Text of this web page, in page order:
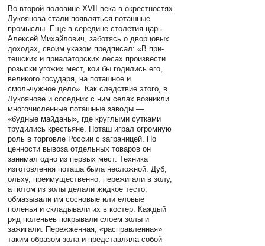
Во второй половине XVII века в окрестностях
Лукоянова стали появляться поташные
промыслы. Еще в середине столетия царь
Алексей Михайлович, заботясь о дворцовых
доходах, своим указом предписал: «В при-
тешских и приалаторских лесах произвести
розыски угожих мест, кои бы годились его,
великого государя, на поташное и
смольчужное дело». Как следствие этого, в
Лукоянове и соседних с ним ceлax возникли
многочисленные поташные заводы —
«будные майданы», где круглыми сутками
трудились крестьяне. Поташ играл огромную
роль в торговле России с заграницей. По
ценности вывоза отдельных товаров он
занимал одно из первых мест. Техника
изготовления поташа была несложной. Дуб,
ольху, преимущественно, пережигали в золу,
а потом из золы делали жидкое тесто,
обмазывали им сосновые или еловые
поленья и складывали их в костер. Каждый
ряд поленьев покрывали слоем золы и
зажигали. Пережженная, «расправленная»
таким образом зола и представляла собой